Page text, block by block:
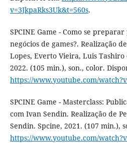
v=3JkpaRks3Uk&t=560s.
SPCINE Game - Como se
negócios de games?. Realização
Lopes, Everto Vieira, Luis Tashiro
2022. (105 min.), son., color.
https://www.youtube.com/
SPCINE Game - Masterclass:
com Ivan Sendin. Realização de
Sendin. Spcine, 2021. (107 min.),
https://www.youtube.com/